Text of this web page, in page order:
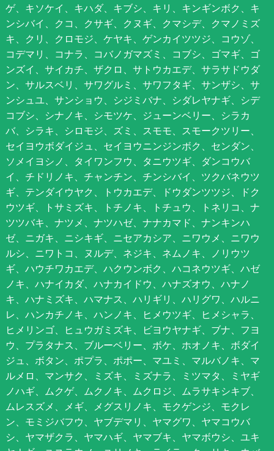
ゲ、キソケイ、キハダ、キブシ、キリ、キンギンボク、キ
ンシバイ、クコ、クサギ、クヌギ、クマシデ、クマノミズ
キ、クリ、クロモジ、ケヤキ、ゲンカイツツジ、コウゾ、
コデマリ、コナラ、コバノガマズミ、コブシ、ゴマギ、ゴ
ンズイ、サイカチ、ザクロ、サトウカエデ、サラサドウダ
ン、サルスベリ、サワグルミ、サワフタギ、サンザシ、サ
ンシュユ、サンショウ、シジミバナ、シダレヤナギ、シデ
コブシ、シナノキ、シモツケ、ジューンベリー、シラカ
バ、シラキ、シロモジ、ズミ、スモモ、スモークツリー、
セイヨウボダイジュ、セイヨウニンジンボク、センダン、
ソメイヨシノ、タイワンフウ、タニウツギ、ダンコウバ
イ、チドリノキ、チャンチン、チンシバイ、ツクバネウツ
ギ、テンダイウヤク、トウカエデ、ドウダンツツジ、ドク
ウツギ、トサミズキ、トチノキ、トチュウ、トネリコ、ナ
ツツバキ、ナツメ、ナツハゼ、ナナカマド、ナンキンハ
ゼ、ニガキ、ニシキギ、ニセアカシア、ニワウメ、ニワウ
ルシ、ニワトコ、ヌルデ、ネジキ、ネムノキ、ノリウツ
ギ、ハウチワカエデ、ハクウンボク、ハコネウツギ、ハゼ
ノキ、ハナイカダ、ハナカイドウ、ハナズオウ、ハナノ
キ、ハナミズキ、ハマナス、ハリギリ、ハリグワ、ハルニ
レ、ハンカチノキ、ハンノキ、ヒメウツギ、ヒメシャラ、
ヒメリンゴ、ヒュウガミズキ、ビヨウヤナギ、ブナ、フヨ
ウ、プラタナス、ブルーベリー、ボケ、ホオノキ、ボダイ
ジュ、ボタン、ポプラ、ポポー、マユミ、マルバノキ、マ
ルメロ、マンサク、ミズキ、ミズナラ、ミツマタ、ミヤギ
ノハギ、ムクゲ、ムクノキ、ムクロジ、ムラサキシキブ、
ムレスズメ、メギ、メグスリノキ、モクゲンジ、モクレ
ン、モミジバフウ、ヤブデマリ、ヤマグワ、ヤマコウバ
シ、ヤマザクラ、ヤマハギ、ヤマブキ、ヤマボウシ、ユキ